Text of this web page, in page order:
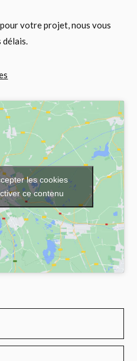
votre projet, nous vous
délais.
les cookies
ce contenu